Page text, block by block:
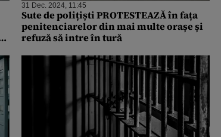
31 Dec. 2024, 11:45
Sute de polițiști PROTESTEAZĂ în fața
penitenciarelor din mai multe orașe și
refuză să intre în tură